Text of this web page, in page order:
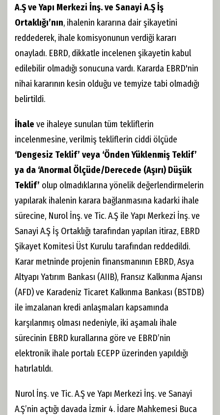
A.Ş ve Yapı Merkezi İnş. ve Sanayi A.Ş İş
Ortaklığı’nın, ihalenin kararına dair şikayetini
reddederek, ihale komisyonunun verdiği kararı
onayladı. EBRD, dikkatle incelenen şikayetin kabul
edilebilir olmadığı sonucuna vardı. Kararda EBRD'nin
nihai kararının kesin olduğu ve temyize tabi olmadığı
belirtildi.
İhale ve ihaleye sunulan tüm tekliflerin
incelenmesine, verilmiş tekliflerin ciddi ölçüde
‘Dengesiz Teklif’ veya ‘Önden Yüklenmiş Teklif’
ya da ‘Anormal Ölçüde/Derecede (Aşırı) Düşük
Teklif’ olup olmadıklarına yönelik değerlendirmelerin
yapılarak ihalenin karara bağlanmasına kadarki ihale
sürecine, Nurol İnş. ve Tic. A.Ş ile Yapı Merkezi İnş. ve
Sanayi A.Ş İş Ortaklığı tarafından yapılan itiraz, EBRD
Şikayet Komitesi Üst Kurulu tarafından reddedildi.
Karar metninde projenin finansmanının EBRD, Asya
Altyapı Yatırım Bankası (AIIB), Fransız Kalkınma Ajansı
(AFD) ve Karadeniz Ticaret Kalkınma Bankası (BSTDB)
ile imzalanan kredi anlaşmaları kapsamında
karşılanmış olması nedeniyle, iki aşamalı ihale
sürecinin EBRD kurallarına göre ve EBRD’nin
elektronik ihale portalı ECEPP üzerinden yapıldığı
hatırlatıldı.
Nurol İnş. ve Tic. A.Ş ve Yapı Merkezi İnş. ve Sanayi
A.Ş’nin açtığı davada İzmir 4. İdare Mahkemesi Buca